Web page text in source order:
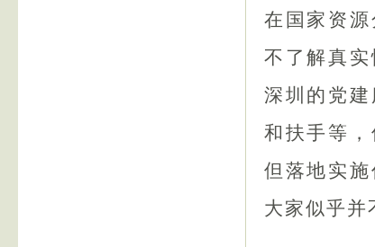
在国家资
不了解真
深圳的党
和扶手等
但落地实
大家似乎并